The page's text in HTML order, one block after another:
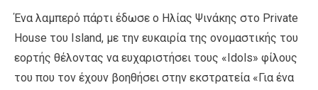
Ένα λαμπερό πάρτι έδωσε ο Ηλίας Ψινάκης στο Private
House του Island, με την ευκαιρία της ονομαστικής του
εορτής θέλοντας να ευχαριστήσει τους «Idols» φίλους
του που τον έχουν βοηθήσει στην εκστρατεία «Για ένα